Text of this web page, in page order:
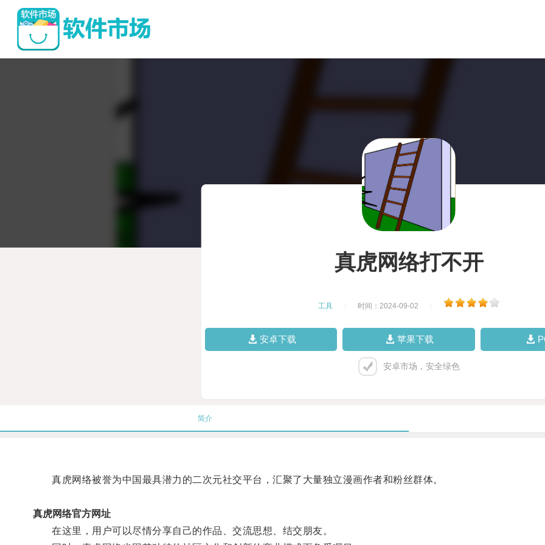
真虎网络打不开
工具 时间：2024-09-02
安卓下载 苹果下载
安卓市场，安全绿色
简介
真虎网络被誉为中国最具潜力的二次元社交平台，汇聚了大量独立漫画作者和粉丝群体。
真虎网络官方网址
在这里，用户可以尽情分享自己的作品、交流思想、结交朋友。